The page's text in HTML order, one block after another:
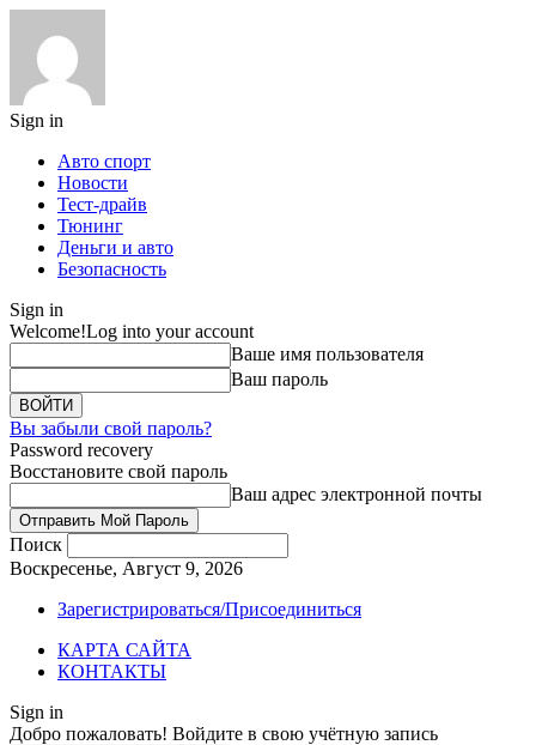
Sign in
Авто спорт
Новости
Тест-драйв
Тюнинг
Деньги и авто
Безопасность
Sign in
Welcome!Log into your account
Ваше имя пользователя
Ваш пароль
Вы забыли свой пароль?
Password recovery
Восстановите свой пароль
Ваш адрес электронной почты
Поиск
Воскресенье, Август 9, 2026
Зарегистрироваться/Присоединиться
КАРТА САЙТА
КОНТАКТЫ
Sign in
Добро пожаловать! Войдите в свою учётную запись